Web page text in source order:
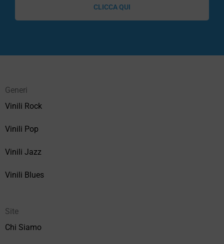
CLICCA QUI
Generi
Vinili Rock
Vinili Pop
Vinili Jazz
Vinili Blues
Site
Chi Siamo